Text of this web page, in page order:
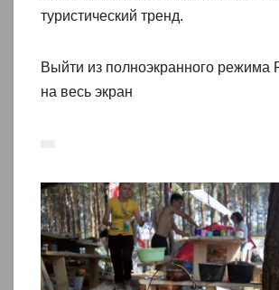
туристический тренд.
Выйти из полноэкранного режима
на весь экран